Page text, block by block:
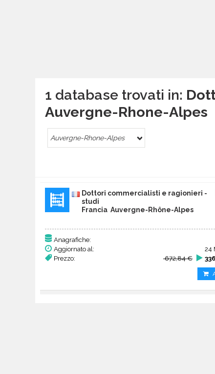
1 database trovati in:
Auvergne-Rhone-Alpes
Auvergne-Rhone-Alpes
Dottori commercialisti e ragionieri -
studi
Francia Auvergne-Rhône-Alpes
Anagrafiche:
Aggiornato al:
24
Prezzo:
672,84 €